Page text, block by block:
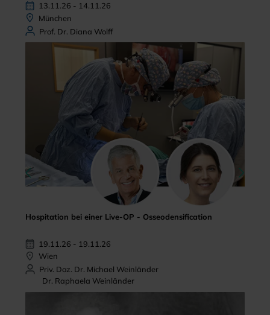
13.11.26 - 14.11.26
München
Prof. Dr. Diana Wolff
Hospitation bei einer Live-OP - Osseodensification
19.11.26 - 19.11.26
Wien
Priv. Doz. Dr. Michael Weinländer
Dr. Raphaela Weinländer